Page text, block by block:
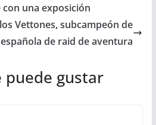
una exposición
Vettones, subcampeón de
de raid de aventura
puede gustar